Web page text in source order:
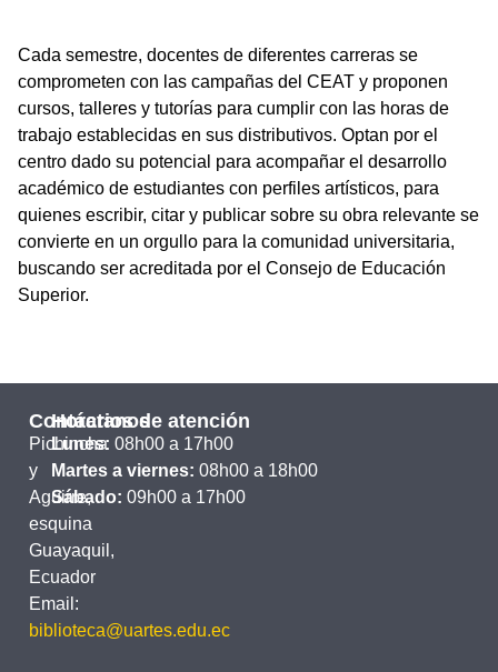
Cada semestre, docentes de diferentes carreras se
comprometen con las campañas del CEAT y proponen
cursos, talleres y tutorías para cumplir con las horas de
trabajo establecidas en sus distributivos. Optan por el
centro dado su potencial para acompañar el desarrollo
académico de estudiantes con perfiles artísticos, para
quienes escribir, citar y publicar sobre su obra relevante se
convierte en un orgullo para la comunidad universitaria,
buscando ser acreditada por el Consejo de Educación
Superior.
Contáctanos
Pichincha
y
Aguirre,
esquina
Guayaquil,
Ecuador
Email:
biblioteca@uartes.edu.ec
Horarios de atención
Lunes: 08h00 a 17h00
Martes a viernes: 08h00 a 18h00
Sábado: 09h00 a 17h00